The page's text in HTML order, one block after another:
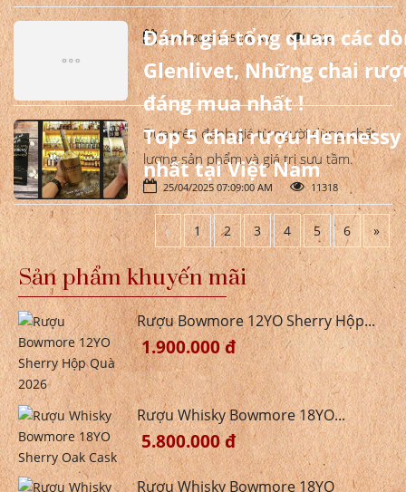
Đánh giá tổng quan các
Glenlivet, Những chai
đáng mua nhất !
04/06/2025 11:52:00 AM 9326
Top 5 chai rượu
nhất tại Việt Nam
Dựa trên đánh giá từ người dùng, chất
lượng sản phẩm và giá trị sưu tầm.
25/04/2025 07:09:00 AM 11318
« 1 2 3 4 5 6 »
Sản phẩm khuyến mãi
Rượu Bowmore 12YO Sherry Hộp...
1.900.000 đ
Rượu Whisky Bowmore 18YO...
5.800.000 đ
Rượu Whisky Bowmore 18YO